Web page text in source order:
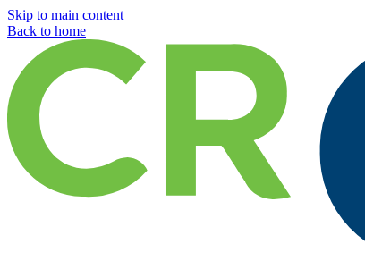
Skip to main content
Back to home